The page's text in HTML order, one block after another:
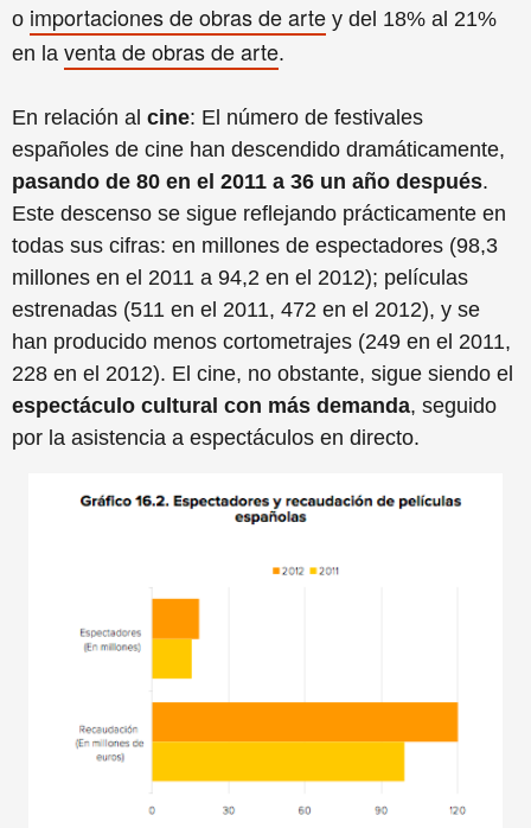
o importaciones de obras de arte y del 18% al 21%
en la venta de obras de arte.
En relación al cine: El número de festivales
españoles de cine han descendido dramáticamente,
pasando de 80 en el 2011 a 36 un año después.
Este descenso se sigue reflejando prácticamente en
todas sus cifras: en millones de espectadores (98,3
millones en el 2011 a 94,2 en el 2012); películas
estrenadas (511 en el 2011, 472 en el 2012), y se
han producido menos cortometrajes (249 en el 2011,
228 en el 2012). El cine, no obstante, sigue siendo el
espectáculo cultural con más demanda, seguido
por la asistencia a espectáculos en directo.